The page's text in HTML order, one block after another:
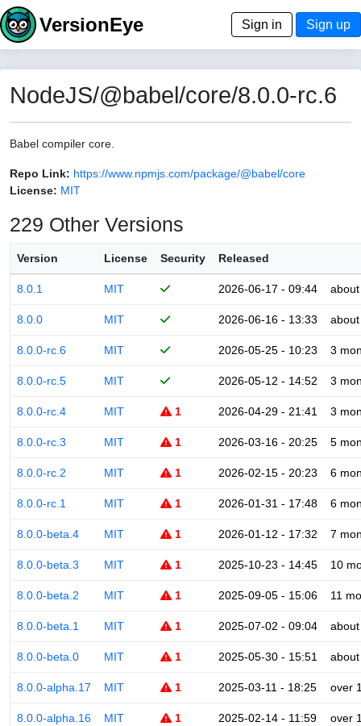
VersionEye Sign in Sign up
NodeJS/@babel/core/8.0.0-rc.6
Babel compiler core.
Repo Link: https://www.npmjs.com/package/@babel/core
License: MIT
229 Other Versions
Version License Security Released
8.0.1 MIT 2026-06-17 - 09:44
8.0.0 MIT 2026-06-16 - 13:33
8.0.0-rc.6 MIT 2026-05-25 - 10:23 3
8.0.0-rc.5 MIT 2026-05-12 - 14:52 3
8.0.0-rc.4 MIT 1 2026-04-29 - 21:41 3
8.0.0-rc.3 MIT 1 2026-03-16 - 20:25 5
8.0.0-rc.2 MIT 1 2026-02-15 - 20:23 6
8.0.0-rc.1 MIT 1 2026-01-31 - 17:48 6
8.0.0-beta.4 MIT 1 2026-01-12 - 17:32 7
8.0.0-beta.3 MIT 1 2025-10-23 - 14:45 10
8.0.0-beta.2 MIT 1 2025-09-05 - 15:06 11
8.0.0-beta.1 MIT 1 2025-07-02 - 09:04
8.0.0-beta.0 MIT 1 2025-05-30 - 15:51
8.0.0-alpha.17 MIT 1 2025-03-11 - 18:25 over
8.0.0-alpha.16 MIT 1 2025-02-14 - 11:59 over